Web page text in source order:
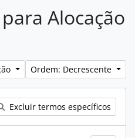
Alocação
Ordem: Decrescente
Excluir termos específicos